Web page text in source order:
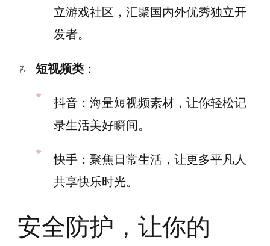
立游戏社区，汇聚国内外优秀独立开
发者。
短视频类 ：
抖音：海量短视频素材，让你轻松记
录生活美好瞬间。
快手：聚焦日常生活，让更多平凡人
共享快乐时光。
安全防护，让你的